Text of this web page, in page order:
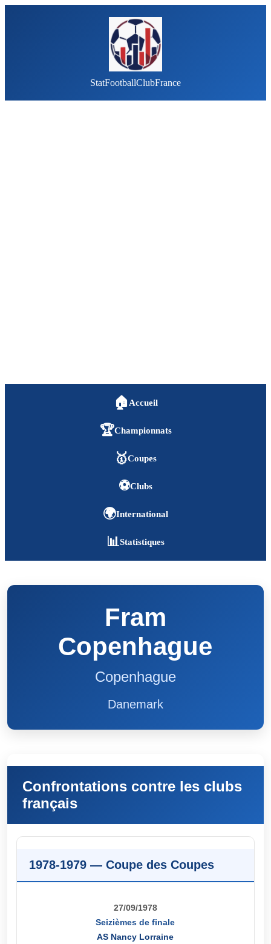
StatFootballClubFrance
🏠 Accueil
🏆Championnats
🥇Coupes
⚽Clubs
🌍International
📊Statistiques
Fram
Copenhague
Copenhague
Danemark
Confrontations contre les clubs
français
1978-1979 — Coupe des Coupes
27/09/1978
Seizièmes de finale
AS Nancy Lorraine